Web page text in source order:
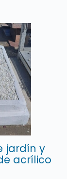
jardín y
acrílico